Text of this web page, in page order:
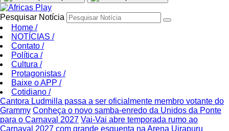
Pesquisar Notícia
Home /
NOTÍCIAS /
Contato /
Política /
Cultura /
Protagonistas /
Baixe o APP /
Cotidiano /
Cantora Ludmilla passa a ser oficialmente membro votante do
Grammy Conheça o novo samba-enredo da Unidos da Ponte
para o Carnaval 2027 Vai-Vai abre temporada rumo ao
Carnaval 2027 com grande esquenta na Arena Uirapuru